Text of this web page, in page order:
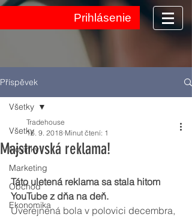
Prihlásenie
Příspěvek
Všetky
Novinky
Marketing
Obchod
Ekonomika
Všetky
Majstrovská reklama!
Tradehouse
16. 9. 2018 Minut čtení: 1
Táto uletená reklama sa stala hitom
YouTube z dňa na deň.
Uverejnená bola v polovici decembra,